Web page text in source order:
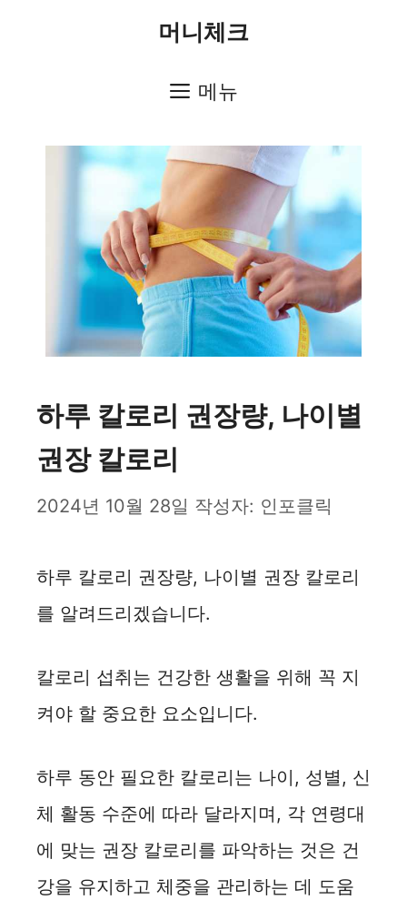
머니체크
메뉴
하루 칼로리 권장량, 나이별
권장 칼로리
2024년 10월 28일 작성자: 인포클릭
하루 칼로리 권장량, 나이별 권장 칼로리
를 알려드리겠습니다.
칼로리 섭취는 건강한 생활을 위해 꼭 지
켜야 할 중요한 요소입니다.
하루 동안 필요한 칼로리는 나이, 성별, 신
체 활동 수준에 따라 달라지며, 각 연령대
에 맞는 권장 칼로리를 파악하는 것은 건
강을 유지하고 체중을 관리하는 데 도움